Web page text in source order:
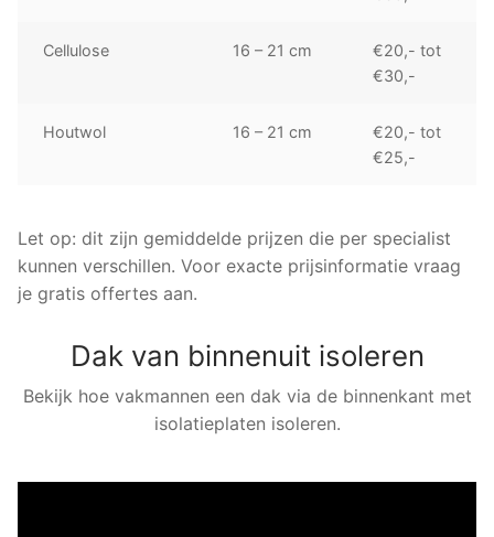
Cellulose 16 – 21 cm
€20,- tot
€30,-
Houtwol 16 – 21 cm
€20,- tot
€25,-
Let op: dit zijn gemiddelde prijzen die per specialist
kunnen verschillen. Voor exacte prijsinformatie vraag
je gratis offertes aan.
Dak van binnenuit isoleren
Bekijk hoe vakmannen een dak via de binnenkant met
isolatieplaten isoleren.